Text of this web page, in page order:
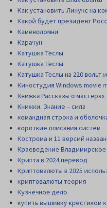
Как установить Линукс на
Какой будет президент
Каменоломни
Карачун
Катушка Теслы
Катушка Теслы
Катушка Теслы на 220 вольт
Киностудия Windows movie
Книжка Рассказы о мастерах
Книжки. Знание – сила
командная строка и
короткие описания систем
Кострома и 11 версий
Краеведение
Крипта в 2024 перевод
Криптовалюты в 2025
криптовалюты теория
Кузнечное дело
купить вышивку крестиком